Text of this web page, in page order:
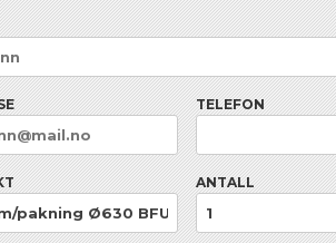
TELEFON
ANTALL